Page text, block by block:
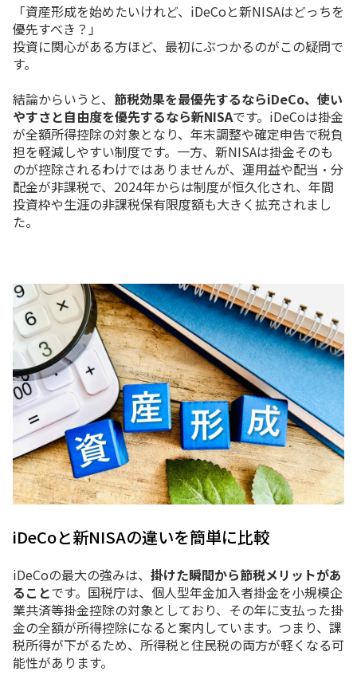
「資産形成を始めたいけれど、 iDeCoと新NISAはどっちを
優先すべき？」
投資に関心がある方ほど、 最初にぶつかるのがこの疑問で
す。
結論からいう と、 節税効果を最優先するならiDeCo、 使い
やすさと自由度を優先するなら新NISAです。 iDeCoは掛金
が全額所得控除の対象となり、 年末調整や確定申告で税負
担を軽減しやすい制度です。 一方、 新NISAは掛金そのも
のが控除されるわけではありませんが、 運用益や配当・ 分
配金が非課税で、 2024年からは制度が恒久化され、 年間
投資枠や生涯の非課税保有限度額も大きく拡充されま し
た。
iDeCoと新NISAの違いを簡単に比較
iDeCoの最大の強みは、 掛けた瞬間から節税メリットがあ
ることです。 国税庁は、 個人型年金加入者掛金を小規模企
業共済等掛金控除の対象としており、 その年に支払った掛
金の全額が所得控除になる と案内しています。 つまり、 課
税所得が下がるため、 所得税と住民税の両方が軽く なる可
能性があり ます。